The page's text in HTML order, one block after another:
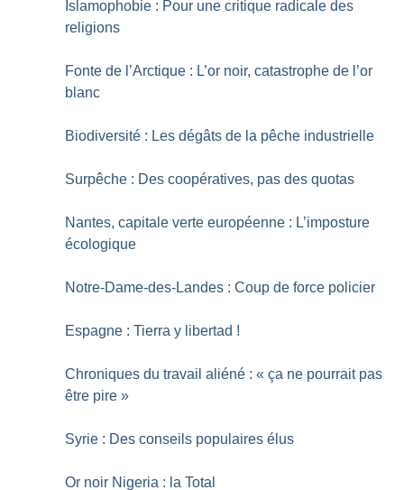
Islamophobie : Pour une critique radicale des
religions
Fonte de l’Arctique : L’or noir, catastrophe de l’or
blanc
Biodiversité : Les dégâts de la pêche industrielle
Surpêche : Des coopératives, pas des quotas
Nantes, capitale verte européenne : L’imposture
écologique
Notre-Dame-des-Landes : Coup de force policier
Espagne : Tierra y libertad !
Chroniques du travail aliéné : « ça ne pourrait pas
être pire »
Syrie : Des conseils populaires élus
Or noir Nigeria : la Total